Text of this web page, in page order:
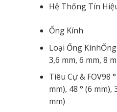
Hệ Thống Tín
Ống Kính
Loại Ống Kính
3,6 mm, 6 mm, 8
Tiêu Cự & FOV98
mm), 48 ° (6 mm),
mm)